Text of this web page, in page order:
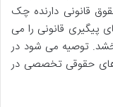
قانونی دارنده چک
پیگیری قانونی را می
توصیه می شود در
های حقوقی تخصصی در